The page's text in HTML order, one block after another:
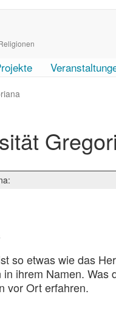
so etwas wie das
in ihrem Namen. Was
vor Ort erfahren.